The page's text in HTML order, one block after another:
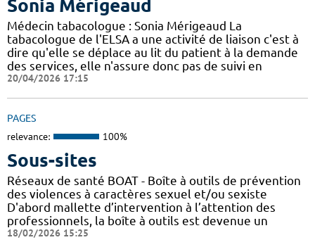
Sonia Mérigeaud
Médecin tabacologue : Sonia Mérigeaud La
tabacologue de l'ELSA a une activité de liaison c'est à
dire qu'elle se déplace au lit du patient à la demande
des services, elle n'assure donc pas de suivi en
20/04/2026 17:15
PAGES
relevance: 100%
Sous-sites
Réseaux de santé BOAT - Boîte à outils de prévention
des violences à caractères sexuel et/ou sexiste
D'abord mallette d’intervention à l’attention des
professionnels, la boîte à outils est devenue un
18/02/2026 15:25